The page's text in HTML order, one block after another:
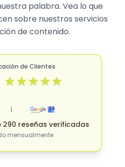
palabra. Vea lo que
sobre nuestros servicios
de contenido.
de Clientes
|
290 reseñas verificadas
mensualmente